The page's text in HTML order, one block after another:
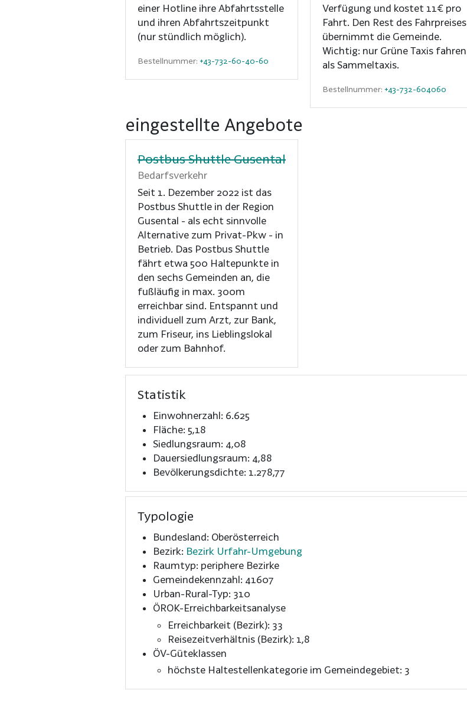
einer Hotline ihre Abfahrtsstelle
und ihren Abfahrtszeitpunkt
(nur stündlich möglich).
Bestellnummer: +43-732-60-40-60
Verfügung und kostet 11€ pro
Fahrt. Den Rest des Fahrpreises
übernimmt die Gemeinde.
Wichtig: nur Grüne Taxis fahren
als Sammeltaxis.
Bestellnummer:+43-732-604060
eingestellte Angebote
Postbus Shuttle Gusental
Bedarfsverkehr
Seit 1. Dezember 2022 ist das
Postbus Shuttle in der Region
Gusental - als echt sinnvolle
Alternative zum Privat-Pkw - in
Betrieb. Das Postbus Shuttle
fährt etwa 500 Haltepunkte in
den sechs Gemeinden an, die
fußläufig in max. 300m
erreichbar sind. Entspannt und
individuell zum Arzt, zur Bank,
zum Friseur, ins Lieblingslokal
oder zum Bahnhof.
Statistik
Einwohnerzahl: 6.625
Fläche: 5,18
Siedlungsraum: 4,08
Dauersiedlungsraum: 4,88
Bevölkerungsdichte: 1.278,77
Typologie
Bundesland: Oberösterreich
Bezirk: Bezirk Urfahr-Umgebung
Raumtyp: periphere Bezirke
Gemeindekennzahl: 41607
Urban-Rural-Typ: 310
ÖROK-Erreichbarkeitsanalyse
Erreichbarkeit (Bezirk): 33
Reisezeitverhältnis (Bezirk): 1,8
ÖV-Güteklassen
höchste Haltestellenkategorie im Gemeindegebiet: 3